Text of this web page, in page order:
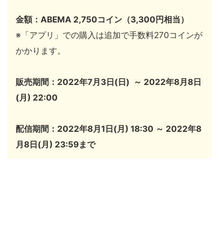
金額：ABEMA 2,750コイン（3,300円相当）
※「アプリ」での購入は追加で手数料270コインが
かかります。
販売期間： 2022年7月3日(日) ～ 2022年8月8日
(月) 22:00
配信期間： 2022年8月1日(月) 18:30 ～ 2022年8
月8日(月) 23:59まで